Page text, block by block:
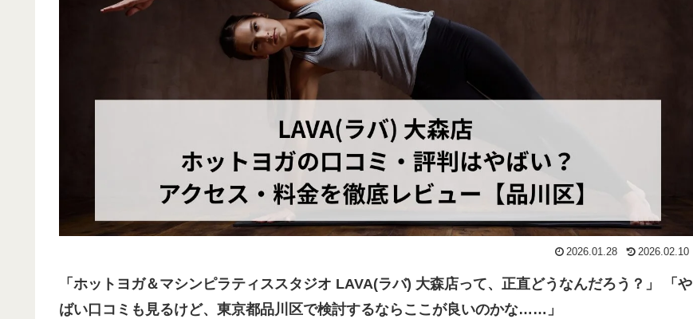
2026.01.28 2026.02.10
「ホットヨガ＆マシンピラティススタジオ LAVA(ラバ) 大森店って、正直どうなんだろう？」 「や
ばい口コミも見るけど、 東京都品川区で検討するならここが良いのかな……」